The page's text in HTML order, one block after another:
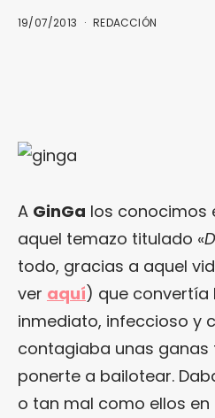
19/07/2013 REDACCIÓN
A GinGa los conocimos
aquel temazo titulado «
todo, gracias a aquel
ver aquí) que convertía
inmediato, infeccioso y
contagiaba unas ganas
ponerte a bailotear.
o tan mal como ellos en